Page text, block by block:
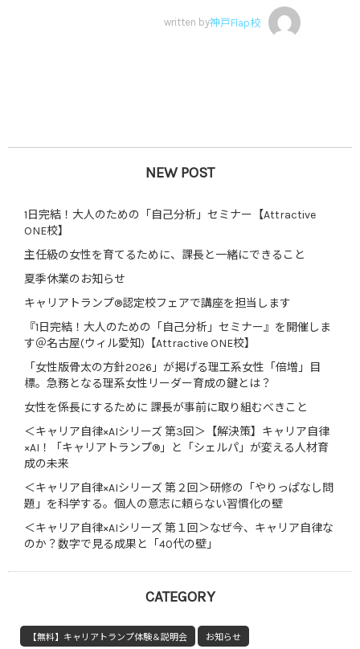
written by神戸Flap校
NEW POST
1日完結！大人のための「自己分析」セミナー【Attractive
ONE校】
主任級の女性を育てるために、課長と一緒にできること
夏季休業のお知らせ
キャリアトランプ®認定校フェアで講座を担当します
『1日完結！大人のための「自己分析」セミナー』を開催しま
す＠名古屋(ウィル愛知)【Attractive ONE校】
「女性版骨太の方針2026」が掲げる理工系女性「倍増」目
標。急務となる理系女性リーダー育成の鍵とは？
女性を係長にするために 課長が事前に取り組むべきこと
＜キャリア自律×AIシリーズ 第3回＞【解決策】キャリア自律
×AI！「キャリアトランプ®」と「シェルパ」が変える人材育
成の未来
＜キャリア自律×AIシリーズ 第２回＞研修の「やりっぱなし問
題」を科学する。個人の意志に頼らない習慣化の壁
＜キャリア自律×AIシリーズ 第１回＞なぜ今、キャリア自律な
のか？数字で見る成果と「40代の壁」
CATEGORY
【無料】キャリアトランプ体験＆説明会 お知らせ